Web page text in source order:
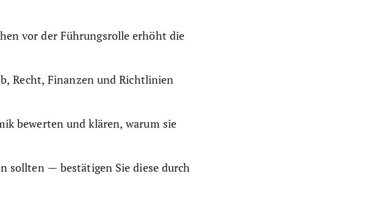
vor der Führungsrolle erhöht die
Recht, Finanzen und Richtlinien
bewerten und klären, warum sie
sollten — bestätigen Sie diese durch